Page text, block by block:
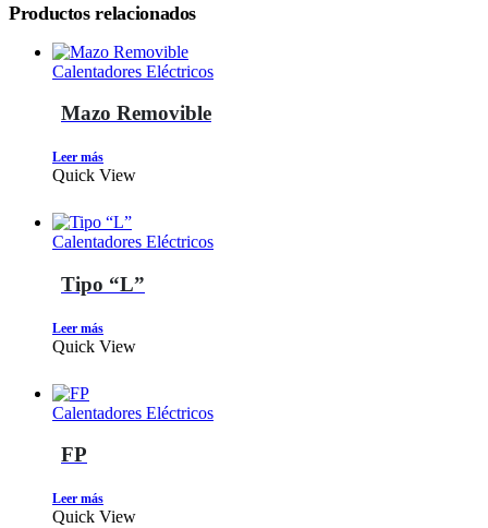
Productos relacionados
Calentadores Eléctricos
Mazo Removible
Leer más
Quick View
Calentadores Eléctricos
Tipo “L”
Leer más
Quick View
Calentadores Eléctricos
FP
Leer más
Quick View